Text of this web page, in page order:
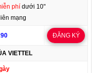
phídưới 10"
mạng
ĐĂNG KÝ
VIETTEL